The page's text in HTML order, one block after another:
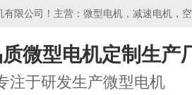
司！主营：微型电机，减速电机，
微型电机定制生产
注于研发生产微型电机